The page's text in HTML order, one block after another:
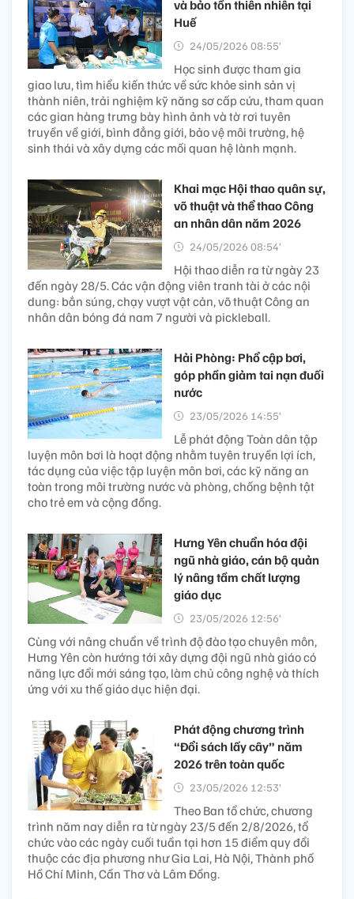
và bảo tồn thiên nhiên tại
Huế
24/05/2026 08:55’
Học sinh được tham gia
giao lưu, tìm hiểu kiến thức về sức khỏe sinh sản vị
thành niên, trải nghiệm kỹ năng sơ cấp cứu, tham quan
các gian hàng trưng bày hình ảnh và tờ rơi tuyên
truyền về giới, bình đẳng giới, bảo vệ môi trường, hệ
sinh thái và xây dựng các mối quan hệ lành mạnh.
Khai mạc Hội thao quân sự,
võ thuật và thể thao Công
an nhân dân năm 2026
24/05/2026 08:54’
Hội thao diễn ra từ ngày 23
đến ngày 28/5. Các vận động viên tranh tài ở các nội
dung: bắn súng, chạy vượt vật cản, võ thuật Công an
nhân dân bóng đá nam 7 người và pickleball.
Hải Phòng: Phổ cập bơi,
góp phần giảm tai nạn đuối
nước
23/05/2026 14:55’
Lễ phát động Toàn dân tập
luyện môn bơi là hoạt động nhằm tuyên truyền lợi ích,
tác dụng của việc tập luyện môn bơi, các kỹ năng an
toàn trong môi trường nước và phòng, chống bệnh tật
cho trẻ em và cộng đồng.
Hưng Yên chuẩn hóa đội
ngũ nhà giáo, cán bộ quản
lý nâng tầm chất lượng
giáo dục
23/05/2026 12:56’
Cùng với nâng chuẩn về trình độ đào tạo chuyên môn,
Hưng Yên còn hướng tới xây dựng đội ngũ nhà giáo có
năng lực đổi mới sáng tạo, làm chủ công nghệ và thích
ứng với xu thế giáo dục hiện đại.
Phát động chương trình
“Đổi sách lấy cây” năm
2026 trên toàn quốc
23/05/2026 12:53’
Theo Ban tổ chức, chương
trình năm nay diễn ra từ ngày 23/5 đến 2/8/2026, tổ
chức vào các ngày cuối tuần tại hơn 15 điểm quy đổi
thuộc các địa phương như Gia Lai, Hà Nội, Thành phố
Hồ Chí Minh, Cần Thơ và Lâm Đồng.